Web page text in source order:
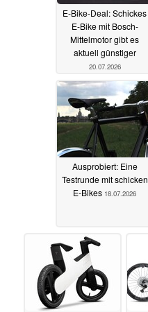
E-Bike-Deal: Schickes
E-Bike mit Bosch-
Mittelmotor gibt es
aktuell günstiger
20.07.2026
Ausprobiert: Eine
Testrunde mit schicken
E-Bikes 18.07.2026